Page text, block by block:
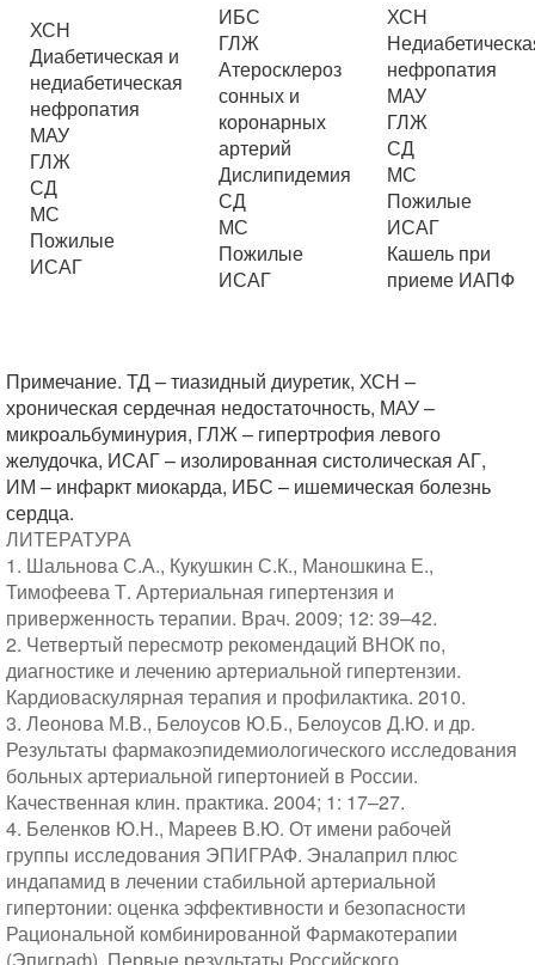
ХСН
Диабетическая и
недиабетическая
нефропатия
МАУ
ГЛЖ
СД
МС
Пожилые
ИСАГ
ИБС
ГЛЖ
Атеросклероз
сонных и
коронарных
артерий
Дислипидемия
СД
МС
Пожилые
ИСАГ
ХСН
нефропатия
МАУ
ГЛЖ
СД
МС
Пожилые
ИСАГ
Кашель при
приеме ИАПФ
Примечание. ТД – тиазидный диуретик, ХСН –
хроническая сердечная недостаточность, МАУ –
микроальбуминурия, ГЛЖ – гипертрофия левого
желудочка, ИСАГ – изолированная систолическая АГ,
ИМ – инфаркт миокарда, ИБС – ишемическая болезнь
сердца.
ЛИТЕРАТУРА
1. Шальнова С.А., Кукушкин С.К., Маношкина Е.,
Тимофеева Т. Артериальная гипертензия и
приверженность терапии. Врач. 2009; 12: 39–42.
2. Четвертый пересмотр рекомендаций ВНОК по,
диагностике и лечению артериальной гипертензии.
Кардиоваскулярная терапия и профилактика. 2010.
3. Леонова М.В., Белоусов Ю.Б., Белоусов Д.Ю. и др.
Результаты фармакоэпидемиологического исследования
больных артериальной гипертонией в России.
Качественная клин. практика. 2004; 1: 17–27.
4. Беленков Ю.Н., Мареев В.Ю. От имени рабочей
группы исследования ЭПИГРАФ. Эналаприл плюс
индапамид в лечении стабильной артериальной
гипертонии: оценка эффективности и безопасности
Рациональной комбинированной Фармакотерапии
(Эпиграф). Первые результаты Российского